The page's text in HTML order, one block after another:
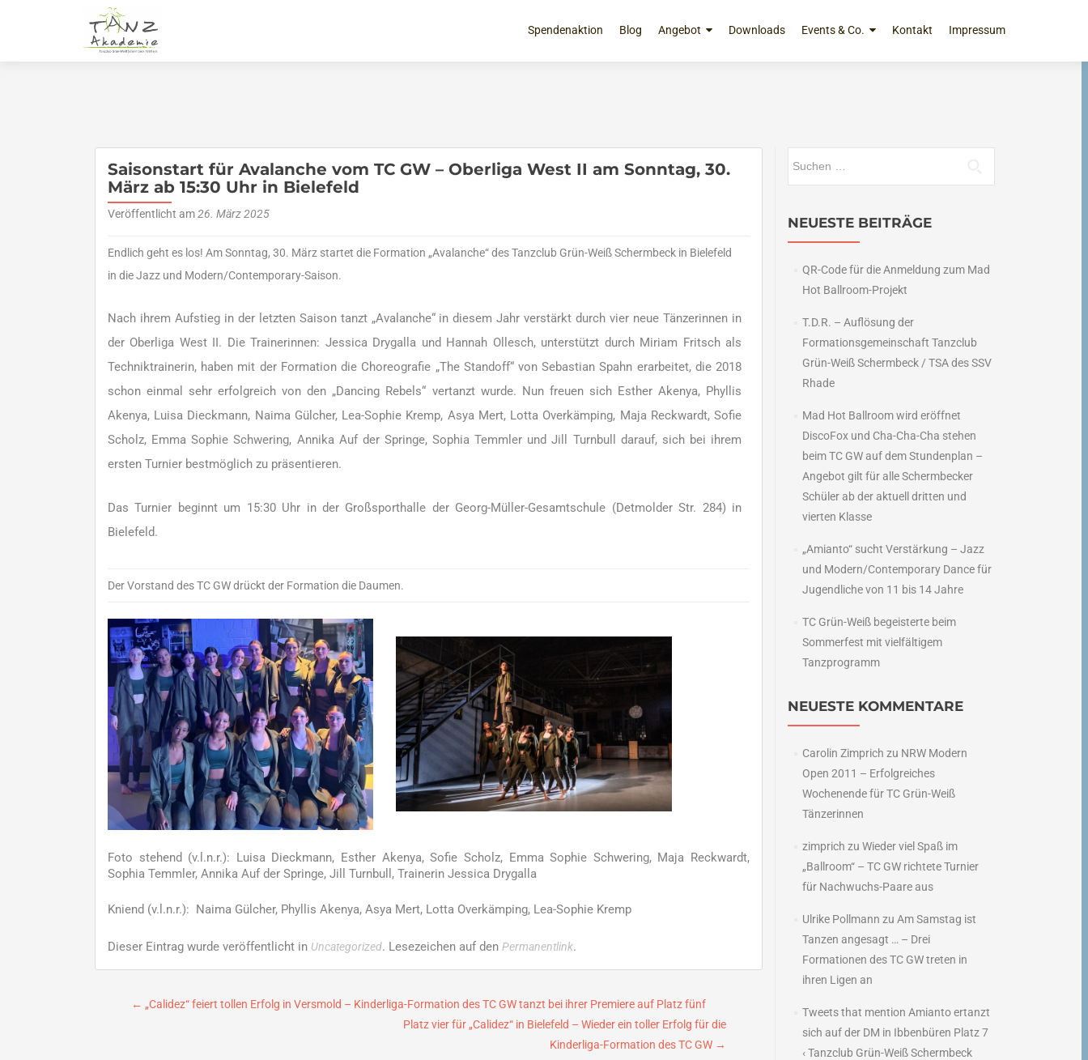
Inhalt
Spendenaktion Blog Angebot Downloads Events & Co. Kontakt Impressum
Saisonstart für Avalanche vom TC GW – Oberliga West II am Sonntag, 30.
März ab 15:30 Uhr in Bielefeld
Veröffentlicht am26. März 2025
Endlich geht es los! Am Sonntag, 30. März startet die Formation „Avalanche“ des Tanzclub Grün-Weiß Schermbeck in Bielefeld
in die Jazz und Modern/Contemporary-Saison.
Nach ihrem Aufstieg in der letzten Saison tanzt „Avalanche“ in diesem Jahr verstärkt durch vier neue Tänzerinnen in
der Oberliga West II. Die Trainerinnen: Jessica Drygalla und Hannah Ollesch, unterstützt durch Miriam Fritsch als
Techniktrainerin, haben mit der Formation die Choreografie „The Standoff“ von Sebastian Spahn erarbeitet, die 2018
schon einmal sehr erfolgreich von den „Dancing Rebels“ vertanzt wurde. Nun freuen sich Esther Akenya, Phyllis
Akenya, Luisa Dieckmann, Naima Gülcher, Lea-Sophie Kremp, Asya Mert, Lotta Overkämping, Maja Reckwardt, Sofie
Scholz, Emma Sophie Schwering, Annika Auf der Springe, Sophia Temmler und Jill Turnbull darauf, sich bei ihrem
ersten Turnier bestmöglich zu präsentieren.
Das Turnier beginnt um 15:30 Uhr in der Großsporthalle der Georg-Müller-Gesamtschule (Detmolder Str. 284) in
Bielefeld.
Der Vorstand des TC GW drückt der Formation die Daumen.
Foto stehend (v.l.n.r.): Luisa Dieckmann, Esther Akenya, Sofie Scholz, Emma Sophie Schwering, Maja Reckwardt,
Sophia Temmler, Annika Auf der Springe, Jill Turnbull, Trainerin Jessica Drygalla
Kniend (v.l.n.r.): Naima Gülcher, Phyllis Akenya, Asya Mert, Lotta Overkämping, Lea-Sophie Kremp
Dieser Eintrag wurde veröffentlicht in Uncategorized. Lesezeichen auf den Permanentlink.
Beitragsnavigation
← „Calidez“ feiert tollen Erfolg in Versmold – Kinderliga-Formation des TC GW tanzt bei ihrer Premiere auf Platz fünf
Platz vier für „Calidez“ in Bielefeld – Wieder ein toller Erfolg für die
Kinderliga-Formation des TC GW →
NEUESTE BEITRÄGE
QR-Code für die Anmeldung zum Mad
Hot Ballroom-Projekt
T.D.R. – Auflösung der
Formationsgemeinschaft Tanzclub
Grün-Weiß Schermbeck / TSA des SSV
Rhade
Mad Hot Ballroom wird eröffnet
DiscoFox und Cha-Cha-Cha stehen
beim TC GW auf dem Stundenplan –
Angebot gilt für alle Schermbecker
Schüler ab der aktuell dritten und
vierten Klasse
„Amianto“ sucht Verstärkung – Jazz
und Modern/Contemporary Dance für
Jugendliche von 11 bis 14 Jahre
TC Grün-Weiß begeisterte beim
Sommerfest mit vielfältigem
Tanzprogramm
NEUESTE KOMMENTARE
Carolin Zimprich zu NRW Modern
Open 2011 – Erfolgreiches
Wochenende für TC Grün-Weiß
Tänzerinnen
zimprich zu Wieder viel Spaß im
„Ballroom“ – TC GW richtete Turnier
für Nachwuchs-Paare aus
Ulrike Pollmann zu Am Samstag ist
Tanzen angesagt … – Drei
Formationen des TC GW treten in
ihren Ligen an
Tweets that mention Amianto ertanzt
sich auf der DM in Ibbenbüren Platz 7
‹ Tanzclub Grün-Weiß Schermbeck